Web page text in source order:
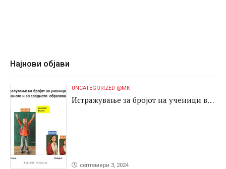
Најнови објави
UNCATEGORIZED @MK
Истражување за бројот на ученици во
септември 3, 2024